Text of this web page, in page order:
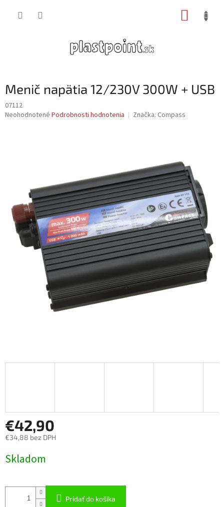
Menič napätia 12/230V 300W + USB
07112
Priemerné
Neohodnotené Podrobnosti hodnotenia Značka: Compass
€42,90
€34,88 bez DPH
cena:
Skladom
Pridať do košíka